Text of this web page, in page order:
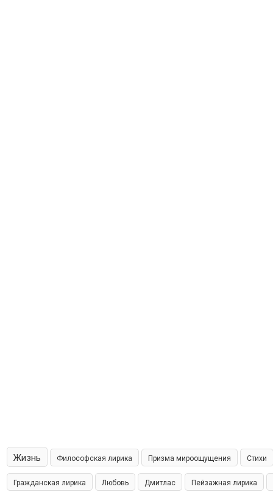
Жизнь Философская лирика Призма мироощущения Стихи
Гражданская лирика Любовь Дмитлас Пейзажная лирика